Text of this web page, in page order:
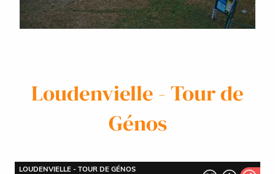
Loudenvielle - Tour de
Génos